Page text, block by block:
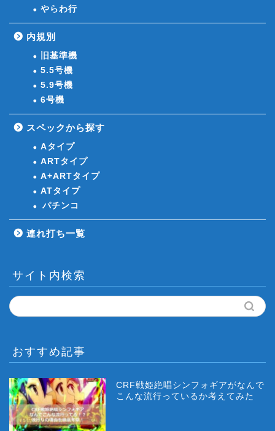
やらわ行
内規別
旧基準機
5.5号機
5.9号機
6号機
スペックから探す
Aタイプ
ARTタイプ
A+ARTタイプ
ATタイプ
パチンコ
連れ打ち一覧
サイト内検索
おすすめ記事
CRF戦姫絶唱シンフォギアがなんで
こんな流行っているか考えてみた